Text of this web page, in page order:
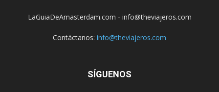
LaGuiaDeAmasterdam.com - info@theviajeros.com
Contáctanos: info@theviajeros.com
SÍGUENOS